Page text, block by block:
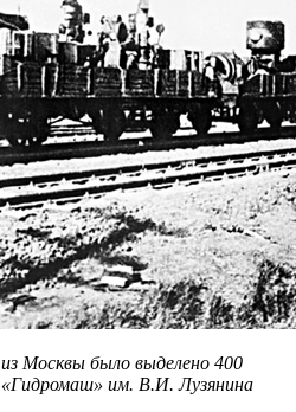
Москвы было выделено 400
им. В.И. Лузянина